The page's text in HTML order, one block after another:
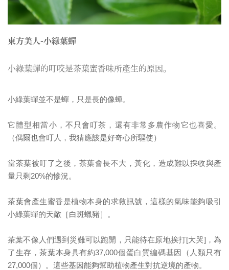
東方美人-小綠葉蟬
小綠葉蟬的叮咬是茶葉蜜香味所產生的原因。
小綠葉蟬並不是蟬，只是長的像蟬。
它體型相當小，不只會叮茶，還有非常多農作物它也喜愛。
（偶爾也會叮人，我猜應該是好奇心所驅使）
當茶葉被叮了之後，茶葉會長不大，黃化，造成難以採收與產
量只剩20%的慘況。
茶葉會產生蜜香是植物本身的求救訊號，這樣的氣味能夠吸引
小綠葉蟬的天敵［白斑蠟豬］。
茶葉不像人們遇到災難可以跑開，只能待在原地挨打[大哭]，為
了生存，茶葉本身具有約37,000個蛋白質編碼基因（人類只有
27,000個）。這些基因能夠幫助植物產生對抗逆境的產物。